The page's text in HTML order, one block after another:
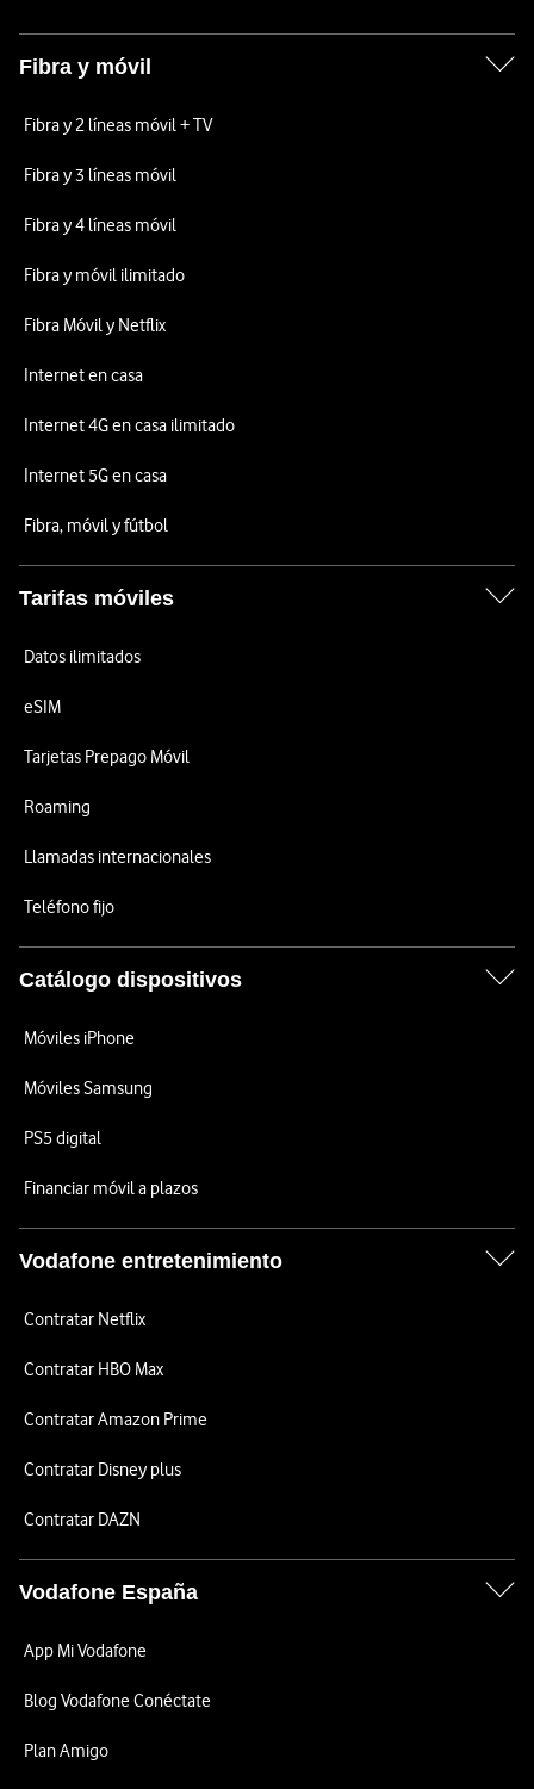
Fibra y móvil
Fibra y 2 líneas móvil + TV
Fibra y 3 líneas móvil
Fibra y 4 líneas móvil
Fibra y móvil ilimitado
Fibra Móvil y Netflix
Internet en casa
Internet 4G en casa ilimitado
Internet 5G en casa
Fibra, móvil y fútbol
Tarifas móviles
Datos ilimitados
eSIM
Tarjetas Prepago Móvil
Roaming
Llamadas internacionales
Teléfono fijo
Catálogo dispositivos
Móviles iPhone
Móviles Samsung
PS5 digital
Financiar móvil a plazos
Vodafone entretenimiento
Contratar Netflix
Contratar HBO Max
Contratar Amazon Prime
Contratar Disney plus
Contratar DAZN
Vodafone España
App Mi Vodafone
Blog Vodafone Conéctate
Plan Amigo